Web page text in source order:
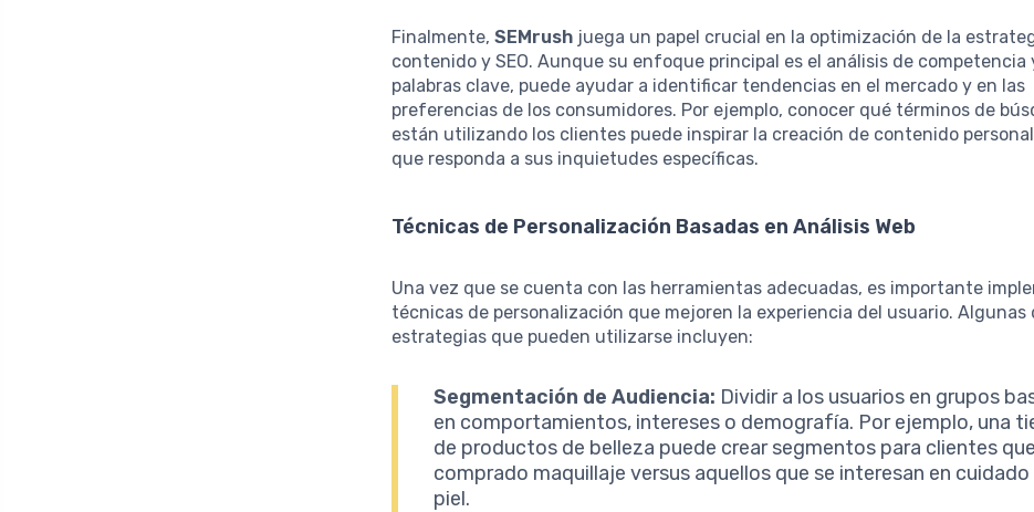
Finalmente,SEMrush juega un papel crucial en la optimización de la
contenido y SEO. Aunque su enfoque principal es el análisis de competencia
palabras clave, puede ayudar a identificar tendencias en el mercado y en las
preferencias de los consumidores. Por ejemplo, conocer qué términos de
están utilizando los clientes puede inspirar la creación de contenido
que responda a sus inquietudes específicas.
Técnicas de Personalización Basadas en Análisis Web
Una vez que se cuenta con las herramientas adecuadas, es importante
técnicas de personalización que mejoren la experiencia del usuario. Algunas
estrategias que pueden utilizarse incluyen:
Segmentación de Audiencia: Dividir a los usuarios en grupos
en comportamientos, intereses o demografía. Por ejemplo, una
de productos de belleza puede crear segmentos para clientes
comprado maquillaje versus aquellos que se interesan en cuidado
piel.